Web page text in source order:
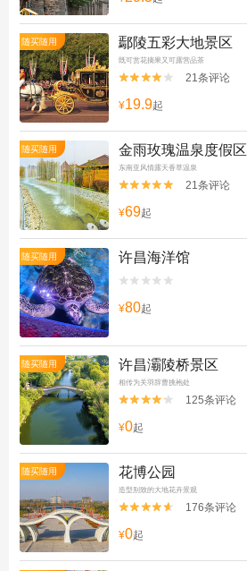
随买随用 鄢陵五彩大地景区
既可赏花摘果又可露营品茶

 21条评论
¥19.9起
随买随用 金雨玫瑰温泉度假区
东南亚风情露天香草温泉

 21条评论
¥69起
随买随用 许昌海洋馆


¥80起
随买随用 许昌灞陵桥景区
相传为关羽辞曹挑袍处

 125条评论
¥0起
随买随用 花博公园
造型别致的大地花卉景观

 176条评论
¥0起